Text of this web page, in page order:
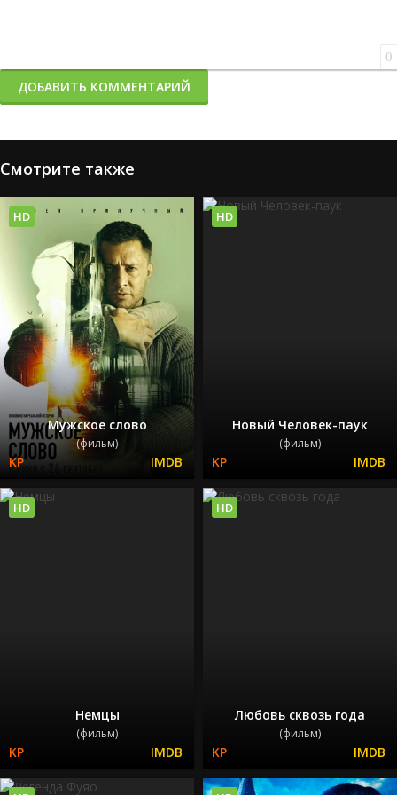
0
ДОБАВИТЬ КОММЕНТАРИЙ
Смотрите также
Мужское слово
(фильм)
HD
Новый Человек-паук
(фильм)
HD
Немцы
(фильм)
HD
Любовь сквозь года
(фильм)
HD